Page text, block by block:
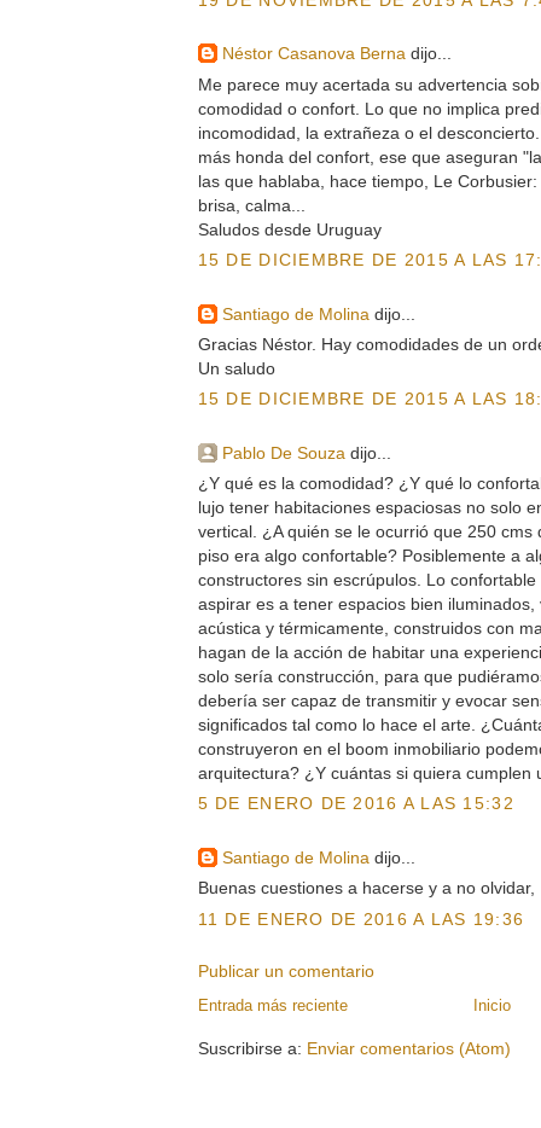
Néstor Casanova Bernadijo...
Me parece muy acertada su advertencia
comodidad o confort. Lo que no implica
incomodidad, la extrañeza o el
más honda del confort, ese que aseguran
las que hablaba, hace tiempo, Le
brisa, calma...
Saludos desde Uruguay
15 DE DICIEMBRE DE 2015 A LAS
Santiago de Molina dijo...
Gracias Néstor. Hay comodidades de un
Un saludo
15 DE DICIEMBRE DE 2015 A LAS
Pablo De Souza dijo...
¿Y qué es la comodidad? ¿Y qué lo
lujo tener habitaciones espaciosas no solo
vertical. ¿A quién se le ocurrió que 250 cms
piso era algo confortable? Posiblemente a
constructores sin escrúpulos. Lo
aspirar es a tener espacios bien iluminados,
acústica y térmicamente, construidos con
hagan de la acción de habitar una
solo sería construcción, para que
debería ser capaz de transmitir y evocar
significados tal como lo hace el arte.
construyeron en el boom inmobiliario
arquitectura? ¿Y cuántas si quiera cumplen
5 DE ENERO DE 2016 A LAS 15:32
Santiago de Molina dijo...
Buenas cuestiones a hacerse y a no olvidar,
11 DE ENERO DE 2016 A LAS 19:36
Publicar un comentario
Entrada más reciente Inicio
Suscribirse a: Enviar comentarios (Atom)